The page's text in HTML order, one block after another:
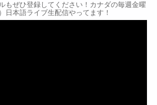
もぜひ登録してください！カナダの毎週金曜
日本語ライブ生配信やってます！